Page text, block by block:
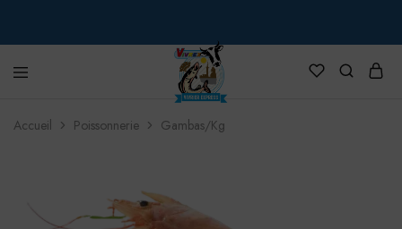
Accueil Poissonnerie Gambas/Kg